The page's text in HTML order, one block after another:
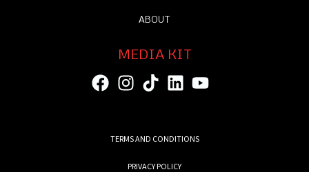
ABOUT
MEDIA KIT
TERMS AND CONDITIONS
PRIVACY POLICY